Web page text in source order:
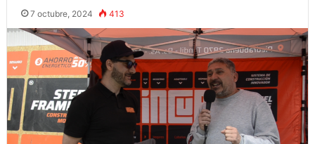
7 octubre, 2024 413